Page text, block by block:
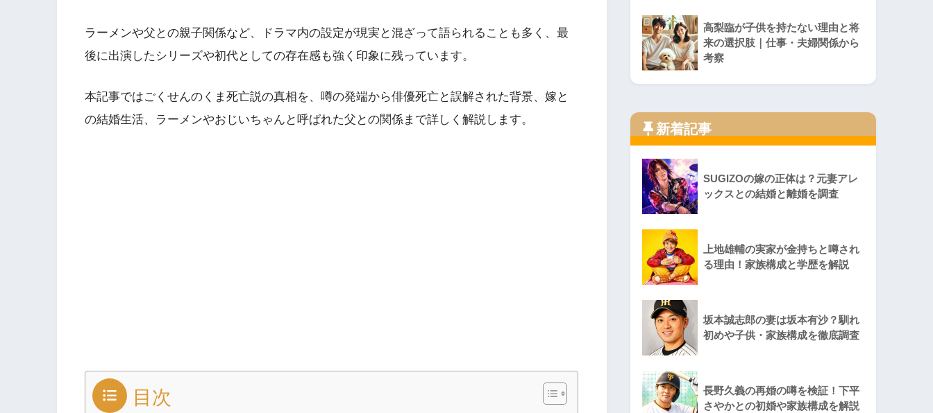
ラーメンや父との親子関係など、ドラマ内の設定が現実と混ざって語られることも多く、最
後に出演したシリーズや初代としての存在感も強く印象に残っています。
本記事ではごくせんのくま死亡説の真相を、噂の発端から俳優死亡と誤解された背景、嫁と
の結婚生活、ラーメンやおじいちゃんと呼ばれた父との関係まで詳しく解説します。
目次
高梨臨が子供を持たない理由と将
来の選択肢｜仕事・夫婦関係から
考察
新着記事
SUGIZOの嫁の正体は？元妻アレ
ックスとの結婚と離婚を調査
上地雄輔の実家が金持ちと噂され
る理由！家族構成と学歴を解説
坂本誠志郎の妻は坂本有沙？馴れ
初めや子供・家族構成を徹底調査
長野久義の再婚の噂を検証！下平
さやかとの初婚や家族構成を解説